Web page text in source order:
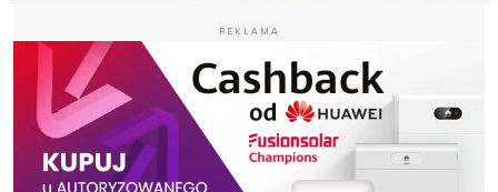
REKLAMA